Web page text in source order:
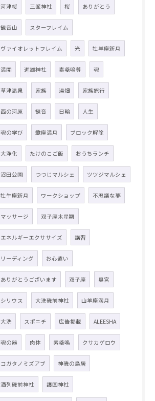
河津桜 三峯神社 桜 ありがとう
観音山 スターフレイム
ヴァイオレットフレイム 光 牡羊座新月
満開 進雄神社 素戔嗚尊 魂
草津温泉 家族 湯畑 家族旅行
西の河原 観音 日輪 人生
魂の学び 蠍座満月 ブロック解除
大浄化 たけのこご飯 おうちランチ
沼田公園 つつじマルシェ ツツジマルシェ
牡牛座新月 ワークショップ 不思議な夢
マッサージ 双子座木星期
エネルギーエクササイズ 講習
リーディング お心遣い
ありがとうございます 双子座 奥宮
シリウス 大洗磯前神社 山羊座満月
大洗 スポニチ 広告掲載 ALEESHA
魂の器 肉体 素戔嗚 クサカゲロウ
コガタノミズアブ 神磯の鳥居
酒列磯前神社 護国神社